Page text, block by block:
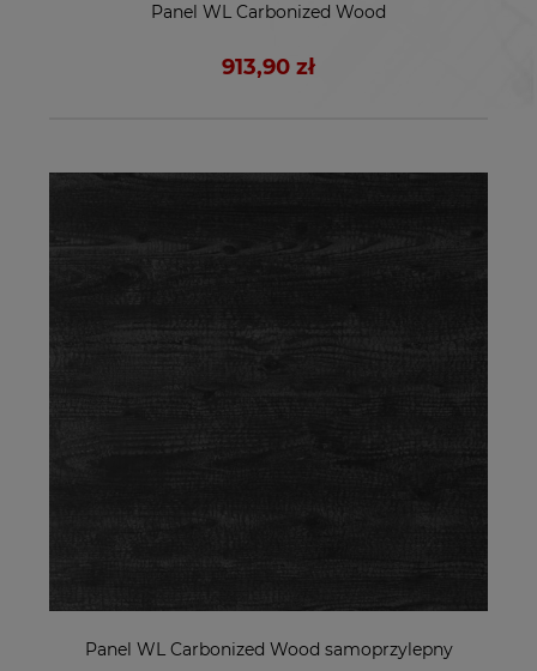
Panel WL Carbonized Wood
913,90 zł
Panel WL Carbonized Wood samoprzylepny